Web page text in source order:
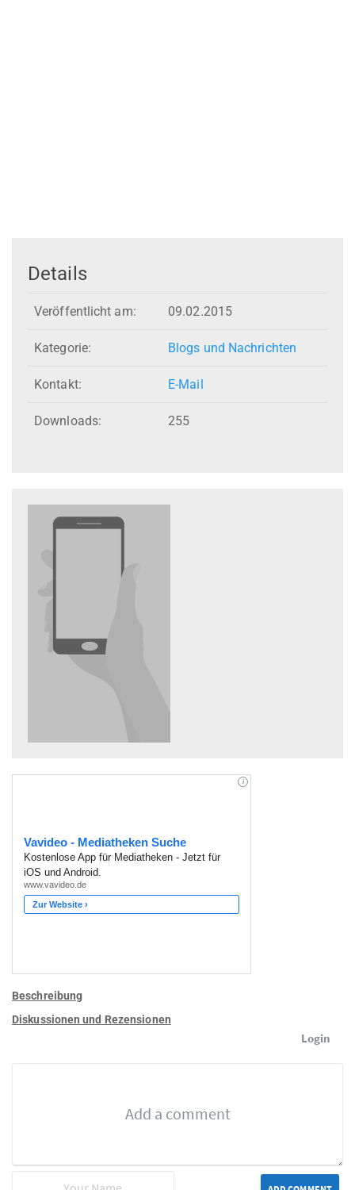
Details
Veröffentlicht am: 09.02.2015
Kategorie: Blogs und Nachrichten
Kontakt: E-Mail
Downloads: 255
Beschreibung
Diskussionen und Rezensionen
Login